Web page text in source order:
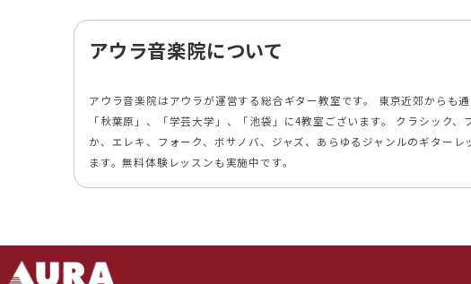
アウラ音楽院について
アウラ音楽院はアウラが運営する総合ギター教室です。 東京近郊からも通
「秋葉原」、「学芸大学」、「池袋」に4教室ございます。 クラシック、
か、エレキ、フォーク、ボサノバ、ジャズ、あらゆるジャンルのギターレ
ます。無料体験レッスンも実施中です。